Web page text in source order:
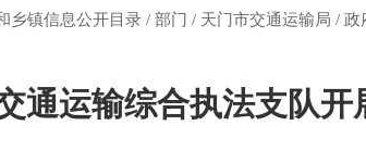
乡镇信息公开目录 / 部门 / 天门市交通运输局 / 政
通运输综合执法支队